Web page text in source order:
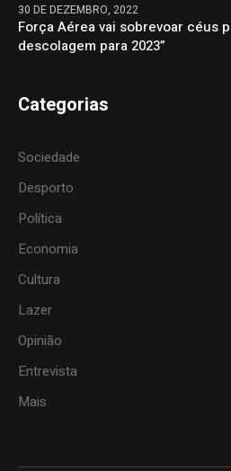
30 DE DEZEMBRO, 2022
Força Aérea vai sobrevoar céus
descolagem para 2023”
Categorias
Sociedade
Desporto
Política
Economia
Cultura
Lazer
Opinião
Entrevista
Mais